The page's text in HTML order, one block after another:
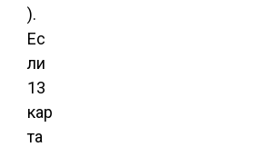
).
Ес
ли
13
кар
та